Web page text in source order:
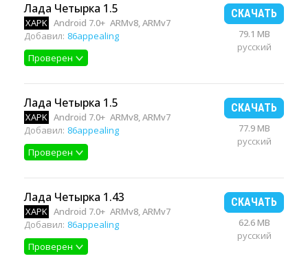
Лада Четырка 1.5
XAPK Android 7.0+ ARMv8, ARMv7
Добавил: 86appealing
Проверен
СКАЧАТЬ
79.1 MB
русский
Лада Четырка 1.5
XAPK Android 7.0+ ARMv8, ARMv7
Добавил: 86appealing
Проверен
СКАЧАТЬ
77.9 MB
русский
Лада Четырка 1.43
XAPK Android 7.0+ ARMv8, ARMv7
Добавил: 86appealing
Проверен
СКАЧАТЬ
62.6 MB
русский